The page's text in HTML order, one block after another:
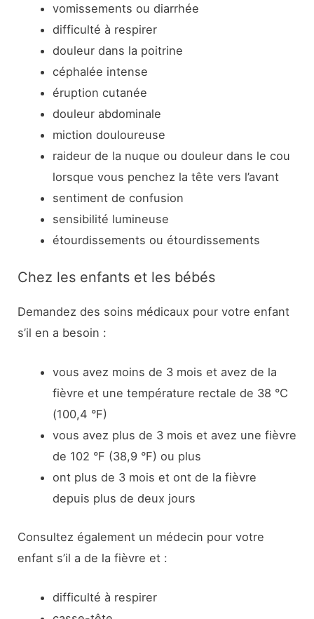
vomissements ou diarrhée
difficulté à respirer
douleur dans la poitrine
céphalée intense
éruption cutanée
douleur abdominale
miction douloureuse
raideur de la nuque ou douleur dans le cou
lorsque vous penchez la tête vers l’avant
sentiment de confusion
sensibilité lumineuse
étourdissements ou étourdissements
Chez les enfants et les bébés
Demandez des soins médicaux pour votre enfant
s’il en a besoin :
vous avez moins de 3 mois et avez de la
fièvre et une température rectale de 38 °C
(100,4 °F)
vous avez plus de 3 mois et avez une fièvre
de 102 °F (38,9 °F) ou plus
ont plus de 3 mois et ont de la fièvre
depuis plus de deux jours
Consultez également un médecin pour votre
enfant s’il a de la fièvre et :
difficulté à respirer